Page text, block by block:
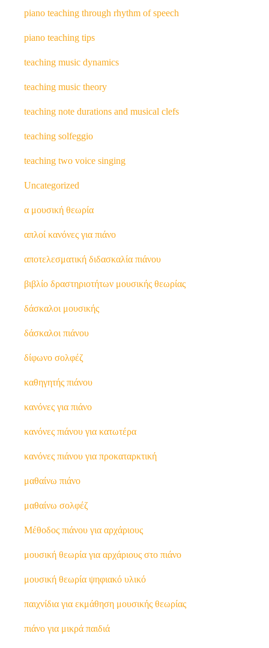
piano teaching through rhythm of speech
piano teaching tips
teaching music dynamics
teaching music theory
teaching note durations and musical clefs
teaching solfeggio
teaching two voice singing
Uncategorized
α μουσική θεωρία
απλοί κανόνες για πιάνο
αποτελεσματική διδασκαλία πιάνου
βιβλίο δραστηριοτήτων μουσικής θεωρίας
δάσκαλοι μουσικής
δάσκαλοι πιάνου
δίφωνο σολφέζ
καθηγητής πιάνου
κανόνες για πιάνο
κανόνες πιάνου για κατωτέρα
κανόνες πιάνου για προκαταρκτική
μαθαίνω πιάνο
μαθαίνω σολφέζ
Μέθοδος πιάνου για αρχάριους
μουσική θεωρία για αρχάριους στο πιάνο
μουσική θεωρία ψηφιακό υλικό
παιχνίδια για εκμάθηση μουσικής θεωρίας
πιάνο για μικρά παιδιά